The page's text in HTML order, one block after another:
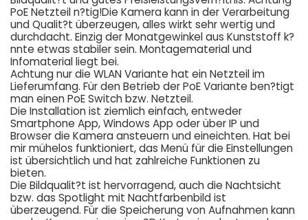
PoE Netzteil n?tig!Die Kamera kann in der Verarbeitung
und Qualit?t überzeugen, alles wirkt sehr wertig und
durchdacht. Einzig der Monatgewinkel aus Kunststoff k?
nnte etwas stabiler sein. Montagematerial und
Infomaterial liegt bei.
Achtung nur die WLAN Variante hat ein Netzteil im
Lieferumfang. Für den Betrieb der PoE Variante ben?tigt
man einen PoE Switch bzw. Netzteil.
Die Installation ist ziemlich einfach, entweder
Smartphone App, Windows App oder über IP und
Browser die Kamera ansteuern und eineichten. Hat bei
mir mühelos funktioniert, das Menü für die Einstellungen
ist übersichtlich und hat zahlreiche Funktionen zu
bieten.
Die Bildqualit?t ist hervorragend, auch die Nachtsicht
bzw. das Spotlight mit Nachtfarbenbild ist
überzeugend. Für die Speicherung von Aufnahmen kann